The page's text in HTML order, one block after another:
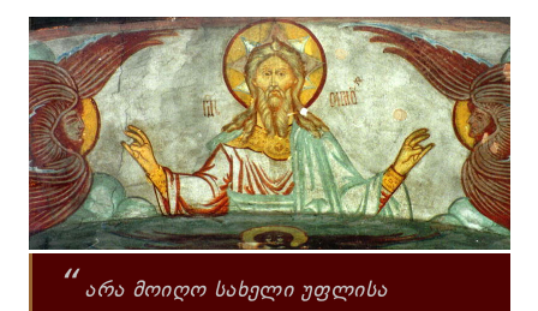
“ არა მოიღო სახელი უფლისა